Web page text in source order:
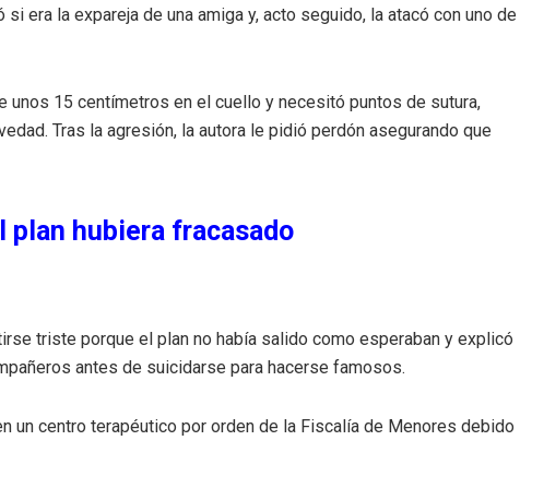
era la expareja de una amiga y, acto seguido, la atacó con uno de
unos 15 centímetros en el cuello y necesitó puntos de sutura,
Tras la agresión, la autora le pidió perdón asegurando que
plan hubiera fracasado
triste porque el plan no había salido como esperaban y explicó
antes de suicidarse para hacerse famosos.
un centro terapéutico por orden de la Fiscalía de Menores debido